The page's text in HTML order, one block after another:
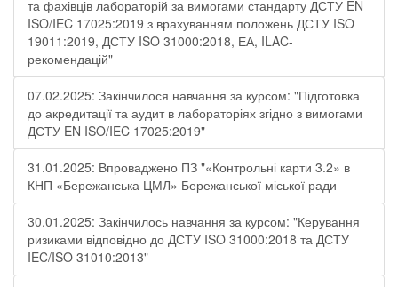
та фахівців лабораторій за вимогами стандарту ДСТУ EN
ISO/IEC 17025:2019 з врахуванням положень ДСТУ ISO
19011:2019, ДСТУ ISO 31000:2018, ЕА, ILAC-
рекомендацій"
07.02.2025: Закінчилося навчання за курсом: "Підготовка
до акредитації та аудит в лабораторіях згідно з вимогами
ДСТУ EN ISO/IEC 17025:2019"
31.01.2025: Впроваджено ПЗ "«Контрольні карти 3.2» в
КНП «Бережанська ЦМЛ» Бережанської міської ради
30.01.2025: Закінчилось навчання за курсом: "Керування
ризиками відповідно до ДСТУ ISO 31000:2018 та ДСТУ
IEC/ISO 31010:2013"